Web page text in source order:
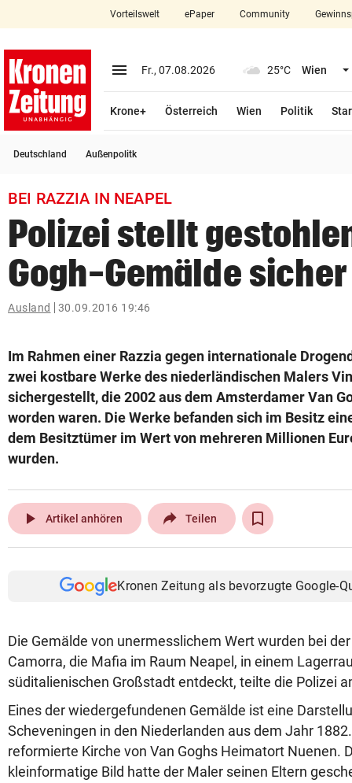
closeSchließen
account_circle Anmelden
arrow_right
bookmark
search
Suchbegriff
eingeben
© Krone Multimedia GmbH & Co KG 2026
Muthgasse 2, 1190 Wien
Vorteilswelt ePaper Community
menu Menü aufklappen
Fr., 07.08.2026 25°C Wien
Krone+ Österreich Wien Politik
Deutschland Außenpolitk
BEI RAZZIA IN NEAPEL
Polizei stellt
Gogh-Gemälde sicher
Ausland 30.09.2016 19:46
Im Rahmen einer Razzia gegen internationale
zwei kostbare Werke des niederländischen Malers
sichergestellt, die 2002 aus dem Amsterdamer Van
worden waren. Die Werke befanden sich im Besitz
dem Besitztümer im Wert von mehreren Millionen
wurden.
play_arrow Artikel anhören Teilen
Kronen Zeitung als bevorzugte Google-
Die Gemälde von unermesslichem Wert wurden bei
Camorra, die Mafia im Raum Neapel, in einem
süditalienischen Großstadt entdeckt, teilte die Polizei
Eines der wiedergefundenen Gemälde ist eine
Scheveningen in den Niederlanden aus dem Jahr
reformierte Kirche von Van Goghs Heimatort Nuenen.
kleinformatige Bild hatte der Maler seinen Eltern